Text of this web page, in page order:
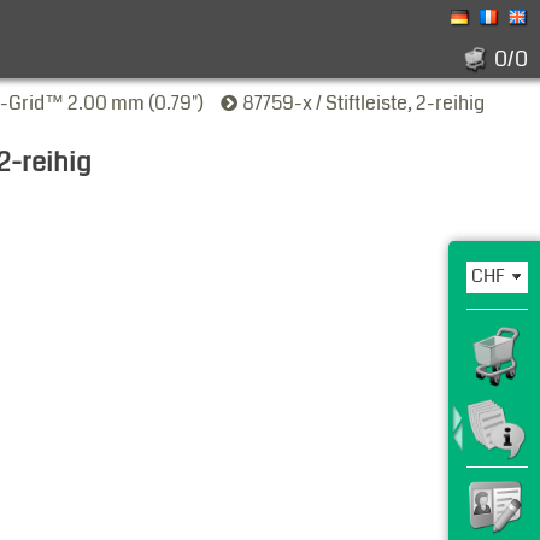
0/0
Grid™ 2.00 mm (0.79") 87759-x / Stiftleiste, 2-reihig
reihig